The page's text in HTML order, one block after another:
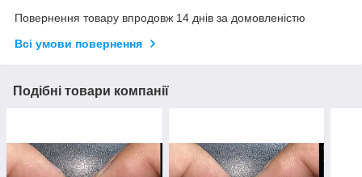
Повернення товару впродовж 14 днів за домовленістю
Всі умови повернення
Подібні товари компанії